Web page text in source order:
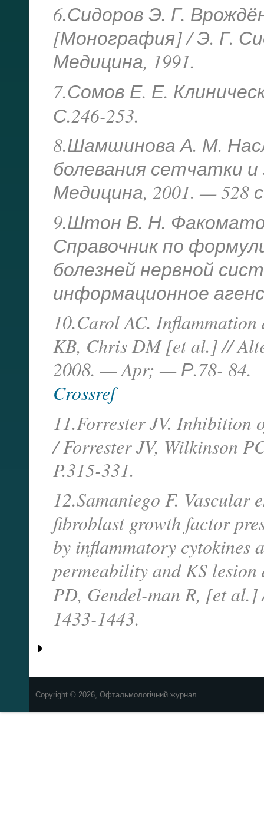
6.Сидоров Э. Г.
[Монография] / Э. Г.
Медицина, 1991.
7.Сомов Е. Е.
С.246-253.
8.Шамшинова А. М.
болевания сетчатки
Медицина, 2001. — 528
9.Штон В. Н.
Справочник по
болезней нервной
информационное
10.Carol AC.
KB, Chris DM [et al.] //
2008. — Apr; — Р.78- 84.
Crossref
11.Forrester JV. Inhibition
/ Forrester JV, Wilkinson
P.315-331.
12.Samaniego F. Vascular
fibroblast growth factor
by inflammatory cytokines
permeability and KS lesion
PD, Gendel-man R, [et
1433-1443.
Copyright © 2026, Офтальмологічний журнал.